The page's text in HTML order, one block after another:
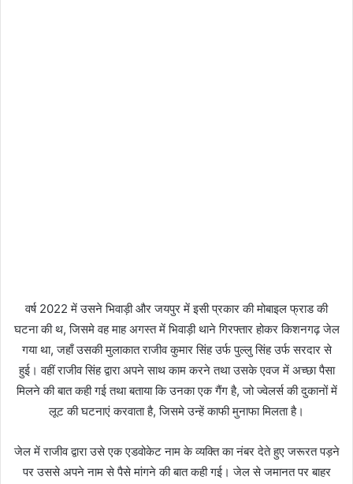
वर्ष 2022 में उसने भिवाड़ी और जयपुर में इसी प्रकार की मोबाइल फ्राड की
घटना की थ, जिसमे वह माह अगस्त में भिवाड़ी थाने गिरफ्तार होकर किशनगढ़ जेल
गया था, जहाँ उसकी मुलाकात राजीव कुमार सिंह उर्फ पुल्लु सिंह उर्फ सरदार से
हुई। वहीं राजीव सिंह द्वारा अपने साथ काम करने तथा उसके एवज में अच्छा पैसा
मिलने की बात कही गई तथा बताया कि उनका एक गैंग है, जो ज्वेलर्स की दुकानों में
लूट की घटनाएं करवाता है, जिसमे उन्हें काफी मुनाफा मिलता है।
जेल में राजीव द्वारा उसे एक एडवोकेट नाम के व्यक्ति का नंबर देते हुए जरूरत पड़ने
पर उससे अपने नाम से पैसे मांगने की बात कही गई। जेल से जमानत पर बाहर